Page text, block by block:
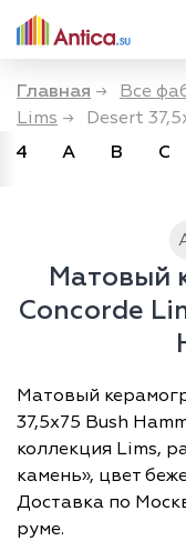
Главная → Все
Lims →
Desert
4
A B C
Матовый
Concorde
Матовый
37,5x75 Bush
коллекция Lims,
камень», цвет
Доставка по
руме.